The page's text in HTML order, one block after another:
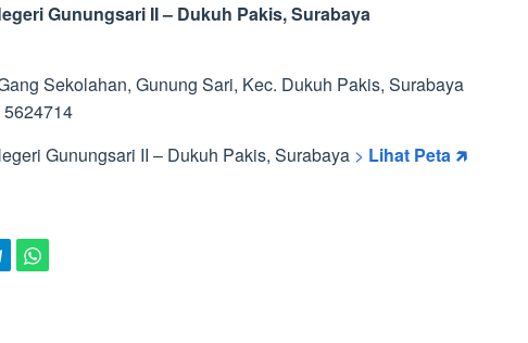
Gunungsari II – Dukuh Pakis, Surabaya
Sekolahan, Gunung Sari, Kec. Dukuh Pakis, Surabaya
5624714
Gunungsari II – Dukuh Pakis, Surabaya > Lihat Peta 🡵